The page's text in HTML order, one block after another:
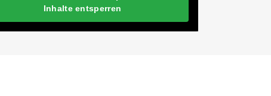
Inhalte entsperren